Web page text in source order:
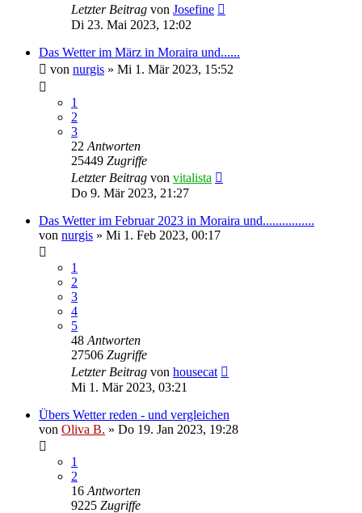
Letzter Beitrag von Josefine
Di 23. Mai 2023, 12:02
Das Wetter im März in Moraira und......
von nurgis » Mi 1. Mär 2023, 15:52
1
2
3
22 Antworten
25449 Zugriffe
Letzter Beitrag von vitalista
Do 9. Mär 2023, 21:27
Das Wetter im Februar 2023 in Moraira und................
von nurgis » Mi 1. Feb 2023, 00:17
1
2
3
4
5
48 Antworten
27506 Zugriffe
Letzter Beitrag von housecat
Mi 1. Mär 2023, 03:21
Übers Wetter reden - und vergleichen
von Oliva B. » Do 19. Jan 2023, 19:28
1
2
16 Antworten
9225 Zugriffe